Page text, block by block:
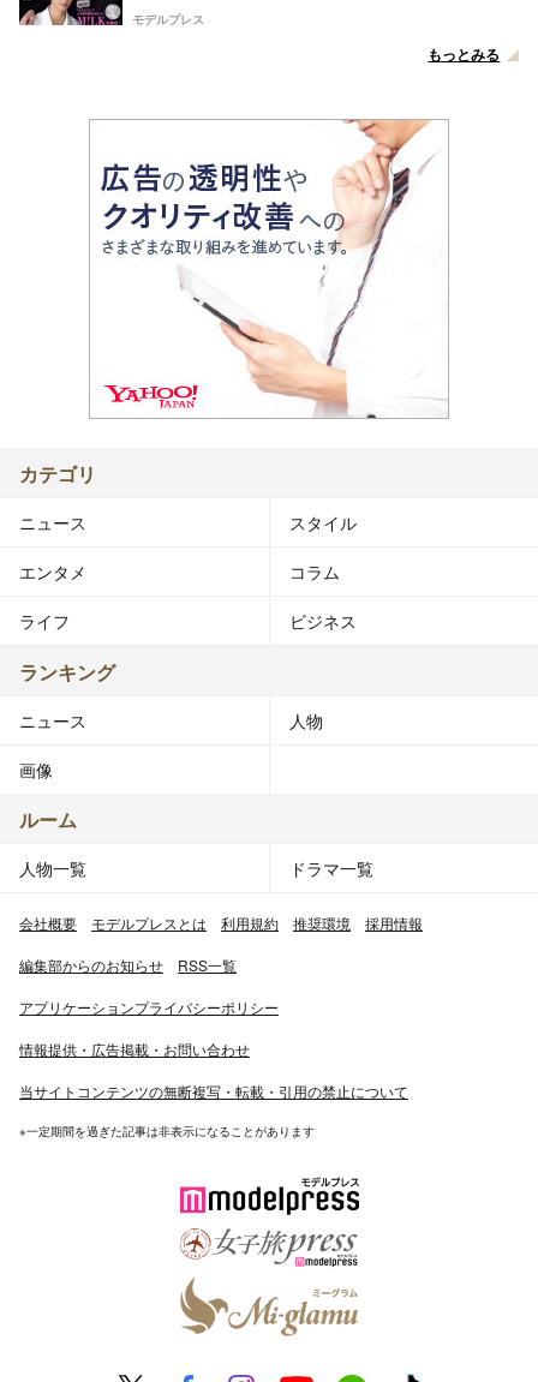
モデルプレス
もっとみる
カテゴリ
ニュース スタイル
エンタメ コラム
ライフ ビジネス
ランキング
ニュース 人物
画像
ルーム
人物一覧 ドラマ一覧
会社概要 モデルプレスとは 利用規約 推奨環境 採用情報
編集部からのお知らせ RSS一覧
アプリケーションプライバシーポリシー
情報提供・広告掲載・お問い合わせ
当サイトコンテンツの無断複写・転載・引用の禁止について
※一定期間を過ぎた記事は非表示になることがあります